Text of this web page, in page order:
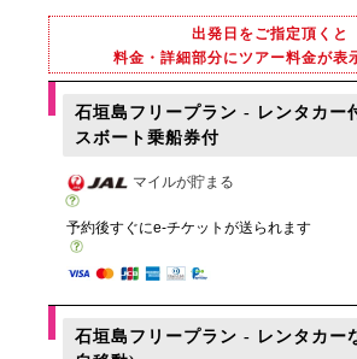
出発日をご指定頂くと
料金・詳細部分にツアー料金が表
石垣島フリープラン - レンタカー
スボート乗船券付
マイルが貯まる
予約後すぐにe-チケットが送られます
石垣島フリープラン - レンタカー